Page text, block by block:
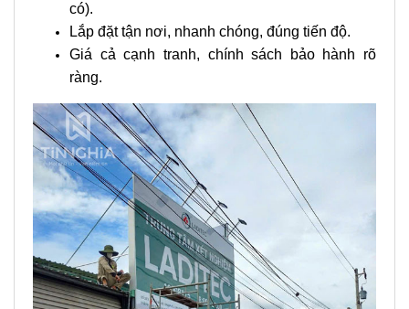
có).
Lắp đặt tận nơi, nhanh chóng, đúng tiến độ.
Giá cả cạnh tranh, chính sách bảo hành rõ
ràng.